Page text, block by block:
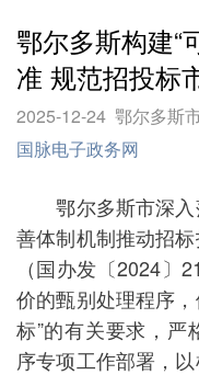
鄂尔多斯构建“
准 规范招投标
2025-12-24 鄂尔多斯
国脉电子政务网
鄂尔多斯市深入
善体制机制推动招
（国办发〔2024〕
价的甄别处理程序
标”的有关要求，严
序专项工作部署，